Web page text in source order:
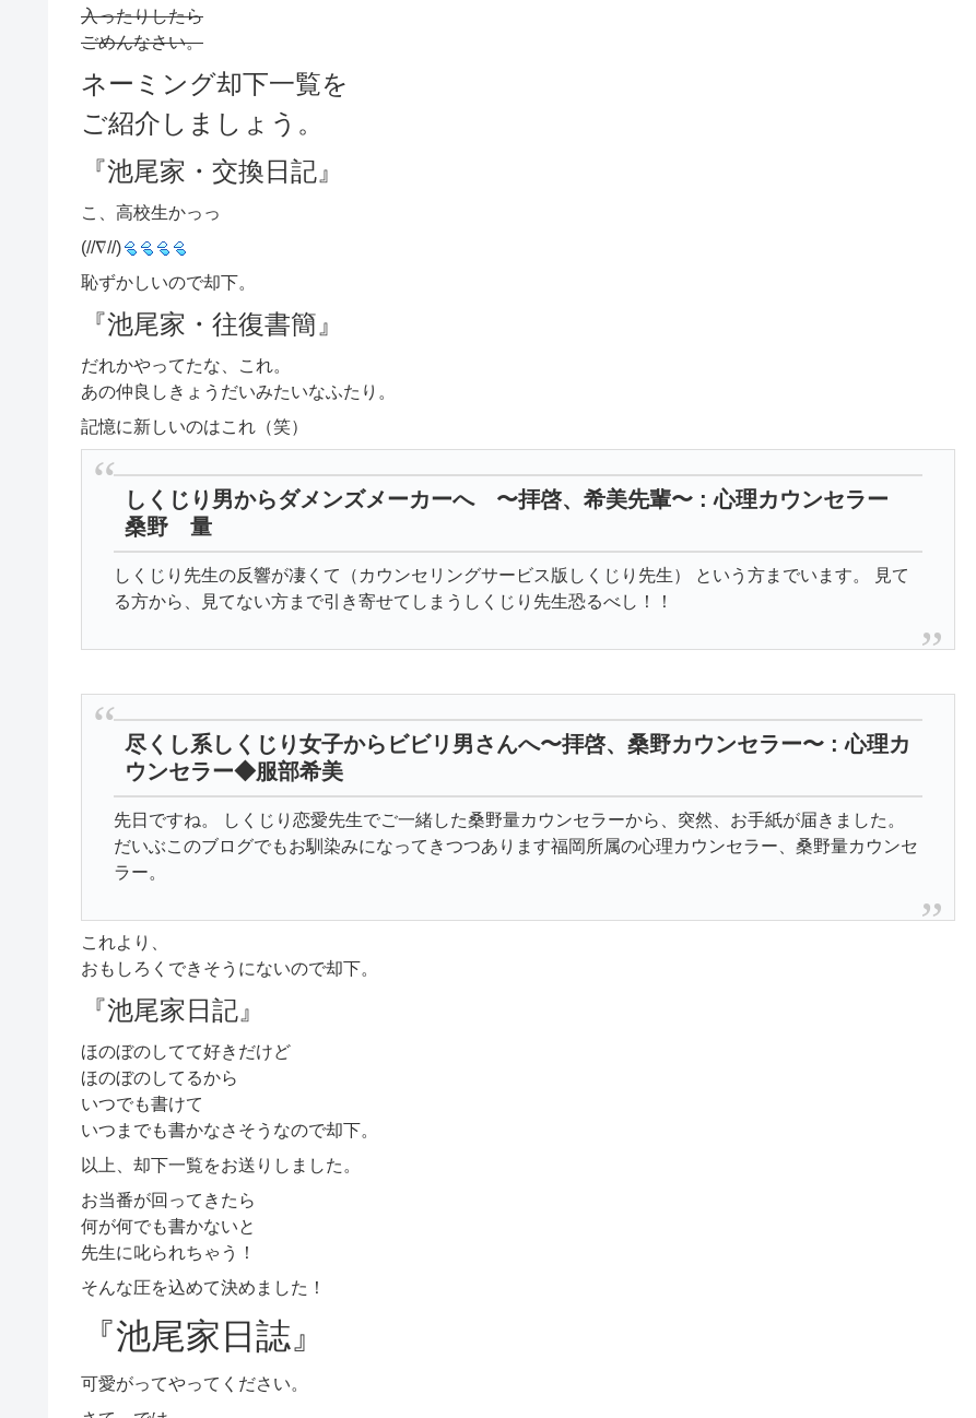
入ったりしたら
ごめんなさい。
ネーミング却下一覧を
ご紹介しましょう。
『池尾家・交換日記』
こ、高校生かっっ
(//∇//)
恥ずかしいので却下。
『池尾家・往復書簡』
だれかやってたな、これ。
あの仲良しきょうだいみたいなふたり。
記憶に新しいのはこれ（笑）
しくじり男からダメンズメーカーへ 〜拝啓、希美先輩〜 : 心理カウンセラー
桑野 量
しくじり先生の反響が凄くて（カウンセリングサービス版しくじり先生） という方までいます。 見て
る方から、見てない方まで引き寄せてしまうしくじり先生恐るべし！！
尽くし系しくじり女子からビビリ男さんへ〜拝啓、桑野カウンセラー〜 : 心理カ
ウンセラー◆服部希美
先日ですね。 しくじり恋愛先生でご一緒した桑野量カウンセラーから、突然、お手紙が届きました。
だいぶこのブログでもお馴染みになってきつつあります福岡所属の心理カウンセラー、桑野量カウンセ
ラー。
これより、
おもしろくできそうにないので却下。
『池尾家日記』
ほのぼのしてて好きだけど
ほのぼのしてるから
いつでも書けて
いつまでも書かなさそうなので却下。
以上、却下一覧をお送りしました。
お当番が回ってきたら
何が何でも書かないと
先生に叱られちゃう！
そんな圧を込めて決めました！
『池尾家日誌』
可愛がってやってください。